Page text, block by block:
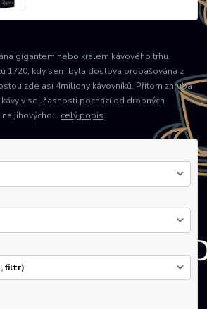
gigantem nebo králem kávového trhu.
1720, kdy sem byla doslova propašována z
zde asi 4miliony kávovníků. Přitom zhruba
v současnosti pochází od drobných
jihovýcho... celý popis